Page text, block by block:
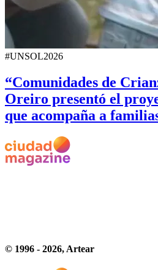
#UNSOL2026
“Comunidades de
Oreiro presentó el
que acompaña a
© 1996 - 2026, Artear